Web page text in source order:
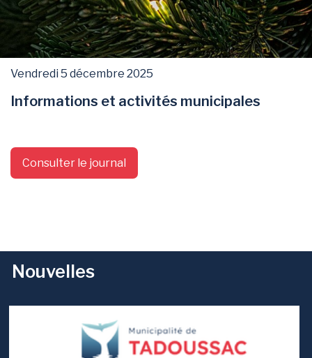
Vendredi 5 décembre 2025
Informations et activités municipales
Consulter le journal
Nouvelles